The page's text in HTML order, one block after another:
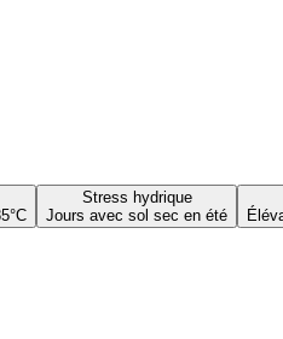
Stress hydrique
Jours avec sol sec en été